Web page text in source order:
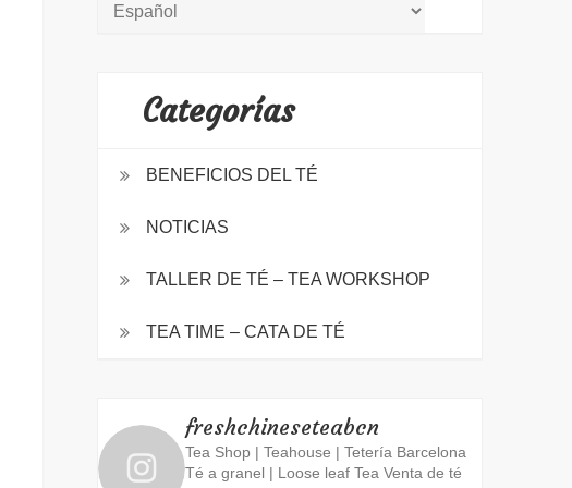
Categorías
BENEFICIOS DEL TÉ
NOTICIAS
TALLER DE TÉ – TEA WORKSHOP
TEA TIME – CATA DE TÉ
freshchineseteabcn
Tea Shop | Teahouse | Tetería Barcelona
Té a granel | Loose leaf Tea Venta de té